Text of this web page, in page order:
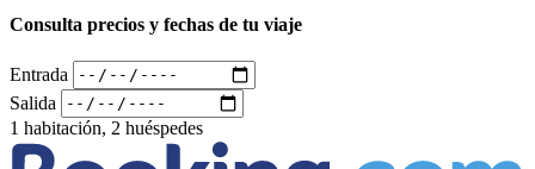
Consulta precios y fechas de tu viaje
Entrada
Salida
1 habitación, 2 huéspedes